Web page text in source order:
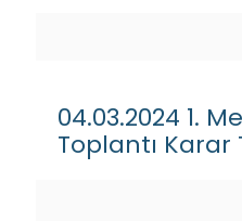
04.03.2024 1.
Toplantı Karar